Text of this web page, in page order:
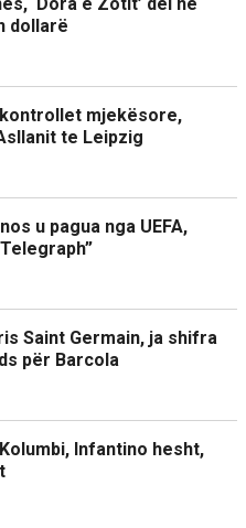
dollarë
mjekësore,
te Leipzig
u pagua nga UEFA,
Saint Germain, ja shifra
për Barcola
Infantino hesht,